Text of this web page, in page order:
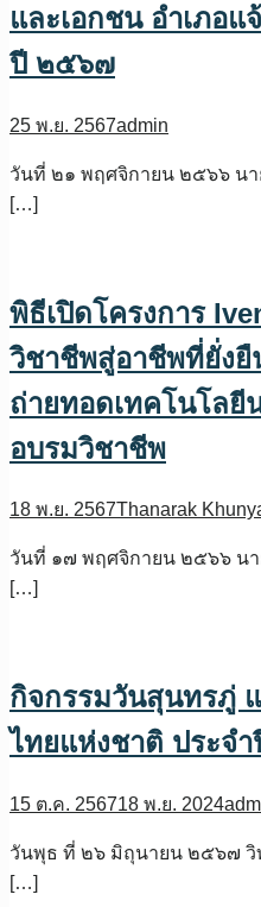
และเอกชน อำเภอ
ปี ๒๕๖๗
25 พ.ย. 2567admin
วันที่ ๒๑ พฤศจิกายน ๒๕๖๖ น
[…]
พิธีเปิดโครงการ
วิชาชีพสู่อาชีพที่ยั่งยื
ถ่ายทอดเทคโนโลยี
อบรมวิชาชีพ
18 พ.ย. 2567Thanarak
วันที่ ๑๗ พฤศจิกายน ๒๕๖๖ น
[…]
กิจกรรมวันสุนทรภู่
ไทยแห่งชาติ ประจ
15 ต.ค. 256718 พ.ย. 2024
วันพุธ ที่ ๒๖ มิถุนายน ๒๕๖๗ วิ
[…]